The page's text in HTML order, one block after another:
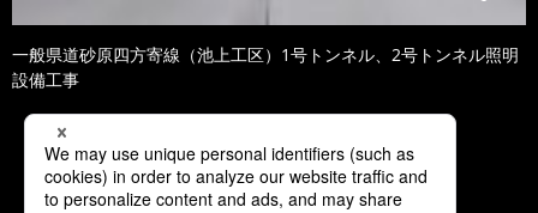
一般県道砂原四方寄線（池上工区）1号トンネル、2号トンネル照明
設備工事
1 2 3 4 5